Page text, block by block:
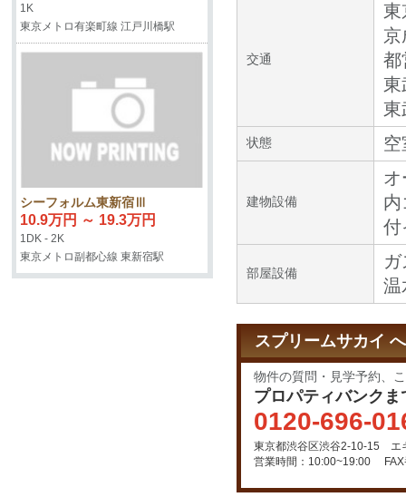
交通
東
京
都
東
東
状態 空
建物設備
内
付
部屋設備
温
スプリームサカイ
物件の質問・見学予約、
プロパティバンクま
0120-696-
東京都渋谷区渋谷2-10-15 エ
営業時間：10:00~19:00
1K
東京メトロ有楽町線 江戸川橋駅
シーフォルム東新宿Ⅲ
10.9万円 ～ 19.3万円
1DK - 2K
東京メトロ副都心線 東新宿駅